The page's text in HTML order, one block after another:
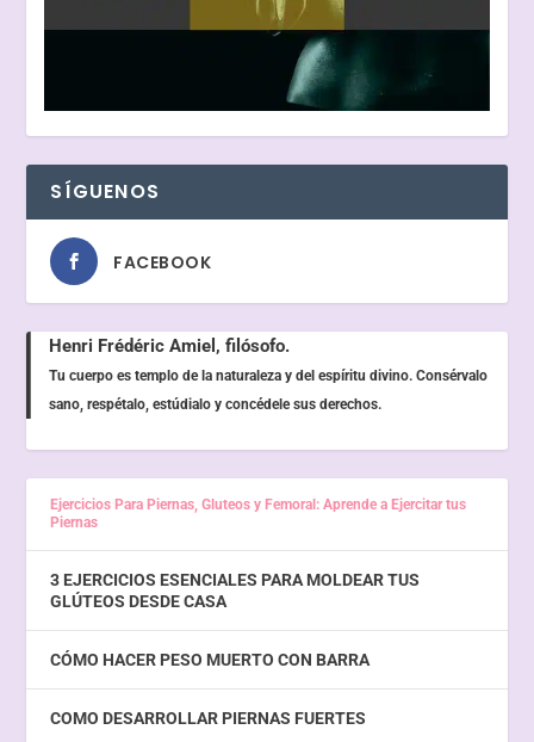
SÍGUENOS
FACEBOOK
Henri Frédéric Amiel, filósofo.
Tu cuerpo es templo de la naturaleza y del espíritu divino. Consérvalo
sano, respétalo, estúdialo y concédele sus derechos.
Ejercicios Para Piernas, Gluteos y Femoral: Aprende a Ejercitar tus
Piernas
3 EJERCICIOS ESENCIALES PARA MOLDEAR TUS
GLÚTEOS DESDE CASA
CÓMO HACER PESO MUERTO CON BARRA
COMO DESARROLLAR PIERNAS FUERTES